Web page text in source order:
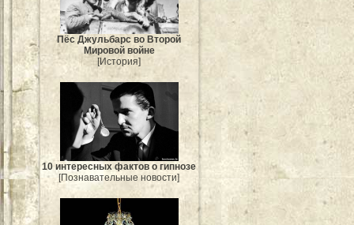
Пёс Джульбарс во Второй
Мировой войне
[История]
10 интересных фактов о гипнозе
[Познавательные новости]